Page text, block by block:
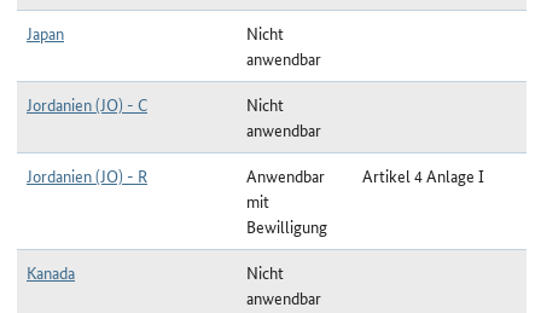
Japan
Nicht
anwendbar
Jordanien (JO) - C
Nicht
anwendbar
Jordanien (JO) - R
Anwendbar
mit
Bewilligung
Artikel 4 Anlage I
Kanada
Nicht
anwendbar